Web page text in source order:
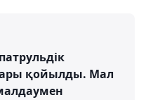
қойылды. Мал